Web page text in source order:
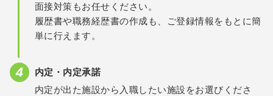
面接対策もお任せください。
履歴書や職務経歴書の作成も、ご登録情報をもとに簡
単に行えます。
内定・内定承諾
内定が出た施設から入職したい施設をお選びくださ